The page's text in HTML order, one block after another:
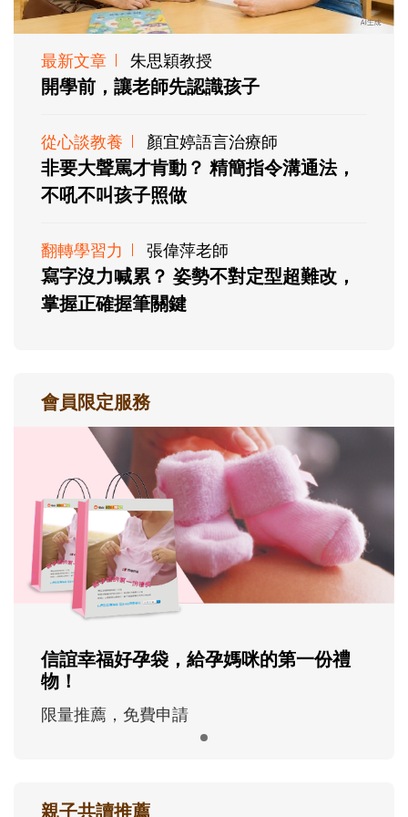
最新文章 朱思穎教授
開學前，讓老師先認識孩子
從心談教養 顏宜婷語言治療師
非要大聲罵才肯動？ 精簡指令溝通法，
不吼不叫孩子照做
翻轉學習力 張偉萍老師
寫字沒力喊累？ 姿勢不對定型超難改，
掌握正確握筆關鍵
會員限定服務
信誼幸福好孕袋，給孕媽咪的第一份禮
物！
限量推薦，免費申請
親子共讀推薦